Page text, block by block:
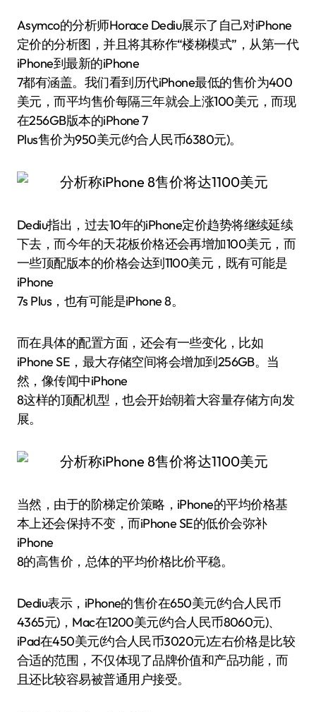
Asymco的分析师Horace Dediu展示了自己对iPhone
定价的分析图，并且将其称作“楼梯模式”，从第一代
iPhone到最新的iPhone
7都有涵盖。我们看到历代iPhone最低的售价为400
美元，而平均售价每隔三年就会上涨100美元，而现
在256GB版本的iPhone 7
Plus售价为950美元(约合人民币6380元)。
Dediu指出，过去10年的iPhone定价趋势将继续延续
下去，而今年的天花板价格还会再增加100美元，而
一些顶配版本的价格会达到1100美元，既有可能是
iPhone
7s Plus，也有可能是iPhone 8。
而在具体的配置方面，还会有一些变化，比如
iPhone SE，最大存储空间将会增加到256GB。当
然，像传闻中iPhone
8这样的顶配机型，也会开始朝着大容量存储方向发
展。
当然，由于的阶梯定价策略，iPhone的平均价格基
本上还会保持不变，而iPhone SE的低价会弥补
iPhone
8的高售价，总体的平均价格比价平稳。
Dediu表示，iPhone的售价在650美元(约合人民币
4365元)，Mac在1200美元(约合人民币8060元)、
iPad在450美元(约合人民币3020元)左右价格是比较
合适的范围，不仅体现了品牌价值和产品功能，而
且还比较容易被普通用户接受。